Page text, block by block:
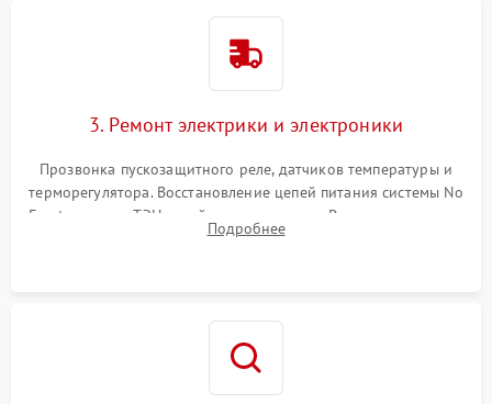
3. Ремонт электрики и электроники
Прозвонка пускозащитного реле, датчиков температуры и
терморегулятора. Восстановление цепей питания системы No
Frost, включая ТЭН оттайки и вентилятор. Ремонт или замена
платы управления при сбоях алгоритмов.
Подробнее